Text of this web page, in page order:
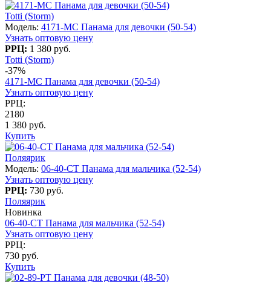
Totti (Storm)
Модель: 4171-МC Панама для девочки (50-54)
Узнать оптовую цену
РРЦ: 1 380 руб.
Totti (Storm)
-37%
4171-МC Панама для девочки (50-54)
Узнать оптовую цену
РРЦ:
2180
1 380 руб.
Купить
Поляярик
Модель: 06-40-CT Панама для мальчика (52-54)
Узнать оптовую цену
РРЦ: 730 руб.
Поляярик
Новинка
06-40-CT Панама для мальчика (52-54)
Узнать оптовую цену
РРЦ:
730 руб.
Купить